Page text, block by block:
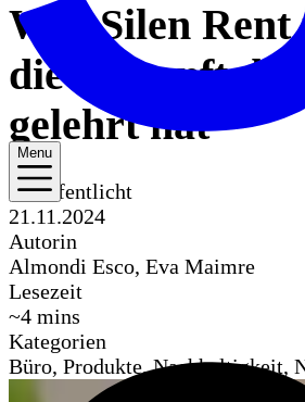
Menu
Was Silen Rent
die Zukunft
gelehrt hat
Veröffentlicht
21.11.2024
Autorin
Almondi Esco, Eva Maimre
Lesezeit
~4 mins
Kategorien
Büro, Produkte, Nachhaltigkeit,